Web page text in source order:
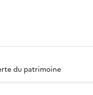
du patrimoine